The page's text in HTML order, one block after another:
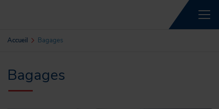
Accueil Bagages
Bagages